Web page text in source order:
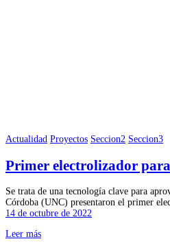
Actualidad Proyectos Seccion2 Seccion3
Primer electrolizador
Se trata de una tecnología clave para
Córdoba (UNC) presentaron el primer
14 de octubre de 2022
Leer más